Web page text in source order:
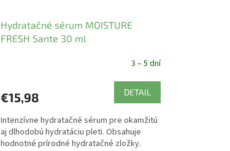
Hydratačné sérum MOISTURE
FRESH Sante 30 ml
3 – 5 dní
€15,98 DETAIL
Intenzívne hydratačné sérum pre okamžitú
aj dlhodobú hydratáciu pleti. Obsahuje
hodnotné prírodné hydratačné zložky.